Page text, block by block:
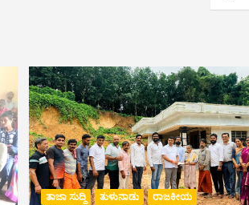
ತಾಜಾ ಸುದ್ದಿ ತುಳುನಾಡು ರಾಜಕೀಯ